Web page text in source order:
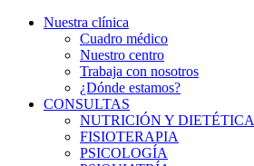
Nuestra clínica
Cuadro médico
Nuestro centro
Trabaja con nosotros
¿Dónde estamos?
CONSULTAS
NUTRICIÓN Y DIETÉTICA
FISIOTERAPIA
PSICOLOGÍA